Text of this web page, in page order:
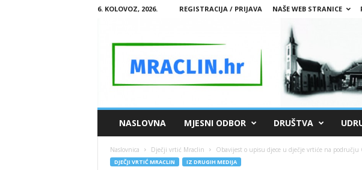
6. KOLOVOZ, 2026. REGISTRACIJA / PRIJAVA NAŠE WEB STRANICE
M
A
NASLOVNA MJESNI ODBOR DRUŠTVA
Naslovnica Dječji vrtić Mraclin Obavijest o upisu djece u dječje vrtiće na području
DJEČJI VRTIĆ MRACLIN IZ DRUGIH MEDIJA